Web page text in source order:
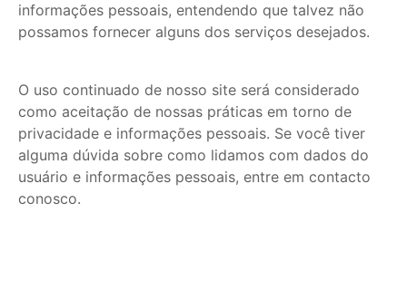
informações pessoais, entendendo que talvez não
possamos fornecer alguns dos serviços desejados.
O uso continuado de nosso site será considerado
como aceitação de nossas práticas em torno de
privacidade e informações pessoais. Se você tiver
alguma dúvida sobre como lidamos com dados do
usuário e informações pessoais, entre em contacto
conosco.